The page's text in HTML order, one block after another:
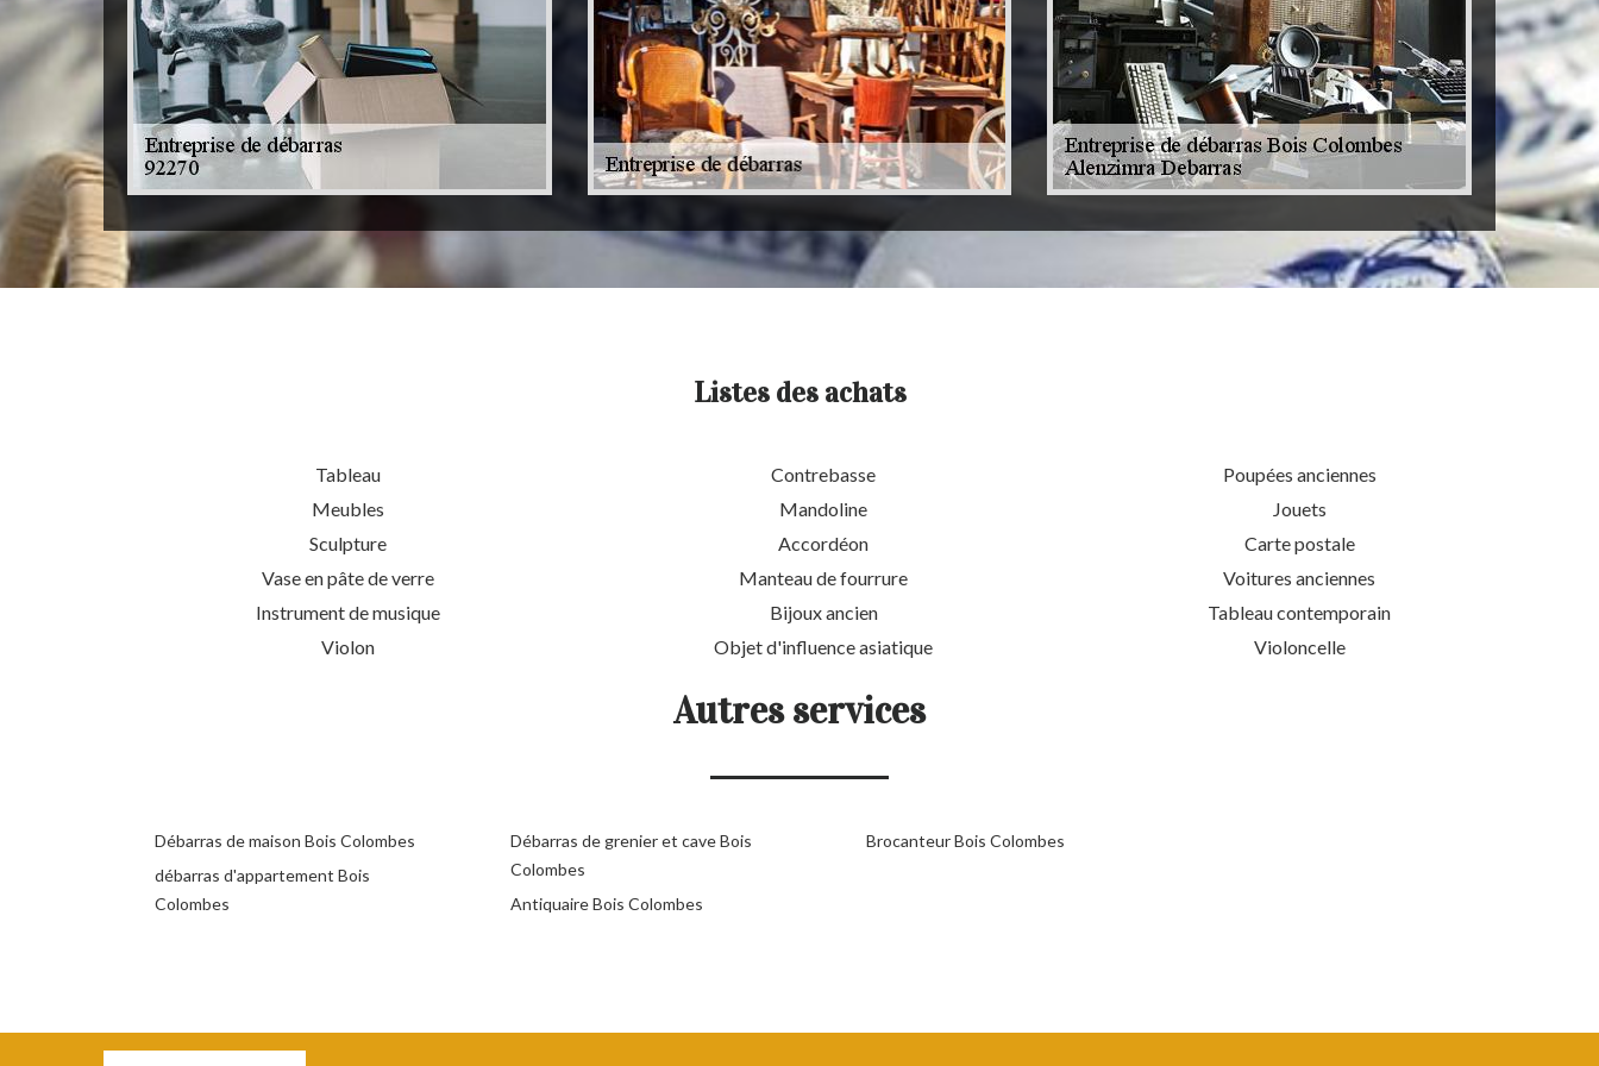
Listes des achats
Tableau
Meubles
Sculpture
Vase en pâte de verre
Instrument de musique
Violon
Contrebasse
Mandoline
Accordéon
Manteau de fourrure
Bijoux ancien
Objet d'influence asiatique
Poupées anciennes
Jouets
Carte postale
Voitures anciennes
Tableau contemporain
Violoncelle
Autres services
Débarras de maison Bois Colombes
débarras d'appartement Bois
Colombes
Débarras de grenier et cave Bois
Colombes
Antiquaire Bois Colombes
Brocanteur Bois Colombes